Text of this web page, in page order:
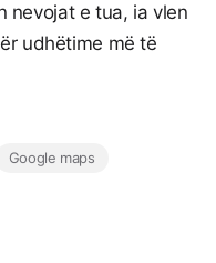
nevojat e tua, ia vlen
udhëtime më të
Google maps